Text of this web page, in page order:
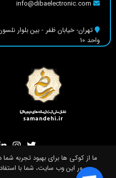
واحد 10
ما از کوکی ها برای بهبود تجربه
مرور این وب سایت، شما با
لطفا برای ادامه